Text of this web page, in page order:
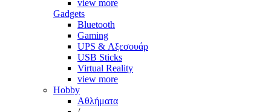
view more
Gadgets
Bluetooth
Gaming
UPS & Αξεσουάρ
USB Sticks
Virtual Reality
view more
Hobby
Αθλήματα